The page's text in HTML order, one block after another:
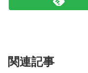
関連記事